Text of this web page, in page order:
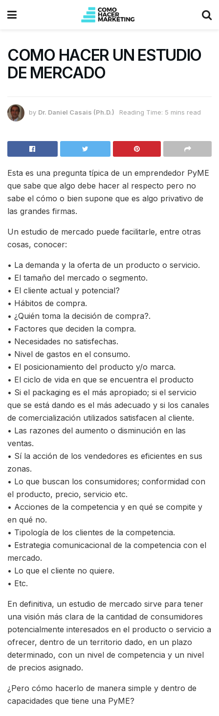
COMO HACER UN ESTUDIO
DE MERCADO
by Dr. Daniel Casais (Ph.D.) Reading Time: 5 mins read
Esta es una pregunta típica de un emprendedor PyME
que sabe que algo debe hacer al respecto pero no
sabe el cómo o bien supone que es algo privativo de
las grandes firmas.
Un estudio de mercado puede facilitarle, entre otras
cosas, conocer:
• La demanda y la oferta de un producto o servicio.
• El tamaño del mercado o segmento.
• El cliente actual y potencial?
• Hábitos de compra.
• ¿Quién toma la decisión de compra?.
• Factores que deciden la compra.
• Necesidades no satisfechas.
• Nivel de gastos en el consumo.
• El posicionamiento del producto y/o marca.
• El ciclo de vida en que se encuentra el producto
• Si el packaging es el más apropiado; si el servicio
que se está dando es el más adecuado y si los canales
de comercialización utilizados satisfacen al cliente.
• Las razones del aumento o disminución en las
ventas.
• Sí la acción de los vendedores es eficientes en sus
zonas.
• Lo que buscan los consumidores; conformidad con
el producto, precio, servicio etc.
• Acciones de la competencia y en qué se compite y
en qué no.
• Tipología de los clientes de la competencia.
• Estrategia comunicacional de la competencia con el
mercado.
• Lo que el cliente no quiere.
• Etc.
En definitiva, un estudio de mercado sirve para tener
una visión más clara de la cantidad de consumidores
potencialmente interesados en el producto o servicio a
ofrecer, dentro de un territorio dado, en un plazo
determinado, con un nivel de competencia y un nivel
de precios asignado.
¿Pero cómo hacerlo de manera simple y dentro de
capacidades que tiene una PyME?